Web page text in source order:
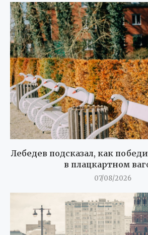
Лебедев подсказал, как
в плацкартном
07/08/2026